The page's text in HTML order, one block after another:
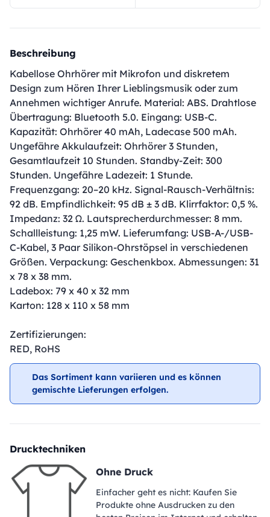
Beschreibung
Kabellose Ohrhörer mit Mikrofon und diskretem
Design zum Hören Ihrer Lieblingsmusik oder zum
Annehmen wichtiger Anrufe. Material: ABS. Drahtlose
Übertragung: Bluetooth 5.0. Eingang: USB-C.
Kapazität: Ohrhörer 40 mAh, Ladecase 500 mAh.
Ungefähre Akkulaufzeit: Ohrhörer 3 Stunden,
Gesamtlaufzeit 10 Stunden. Standby-Zeit: 300
Stunden. Ungefähre Ladezeit: 1 Stunde.
Frequenzgang: 20–20 kHz. Signal-Rausch-Verhältnis:
92 dB. Empfindlichkeit: 95 dB ± 3 dB. Klirrfaktor: 0,5 %.
Impedanz: 32 Ω. Lautsprecherdurchmesser: 8 mm.
Schallleistung: 1,25 mW. Lieferumfang: USB-A-/USB-
C-Kabel, 3 Paar Silikon-Ohrstöpsel in verschiedenen
Größen. Verpackung: Geschenkbox. Abmessungen: 31
x 78 x 38 mm.
Ladebox: 79 x 40 x 32 mm
Karton: 128 x 110 x 58 mm
Zertifizierungen:
RED, RoHS
Das Sortiment kann variieren und es können
gemischte Lieferungen erfolgen.
Drucktechniken
Ohne Druck
Einfacher geht es nicht: Kaufen Sie
Produkte ohne Ausdrucken zu den